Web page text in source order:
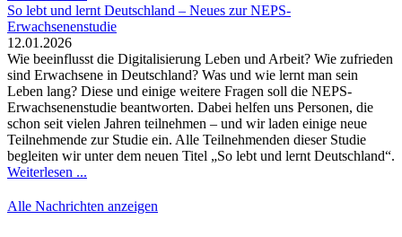
So lebt und lernt Deutschland – Neues zur NEPS-
Erwachsenenstudie
12.01.2026
Wie beeinflusst die Digitalisierung Leben und Arbeit? Wie zufrieden
sind Erwachsene in Deutschland? Was und wie lernt man sein
Leben lang? Diese und einige weitere Fragen soll die NEPS-
Erwachsenenstudie beantworten. Dabei helfen uns Personen, die
schon seit vielen Jahren teilnehmen – und wir laden einige neue
Teilnehmende zur Studie ein. Alle Teilnehmenden dieser Studie
begleiten wir unter dem neuen Titel „So lebt und lernt Deutschland“.
Weiterlesen ...
Alle Nachrichten anzeigen